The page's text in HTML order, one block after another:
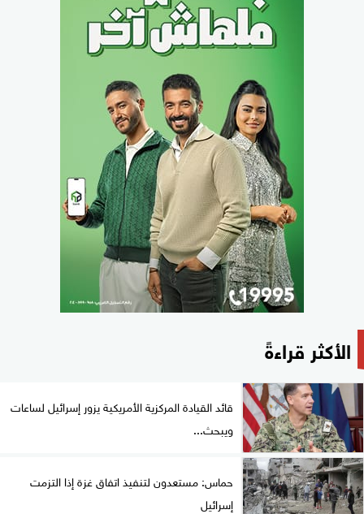
الأكثر قراءةً
قائد القيادة المركزية الأمريكية يزور إسرائيل لساعات
ويبحث...
حماس: مستعدون لتنفيذ اتفاق غزة إذا التزمت
إسرائيل